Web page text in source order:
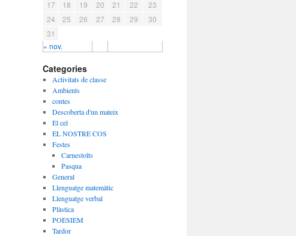
« nov.
17
18 19 20 21 22
23
24
25 26 27 28 29
30
31
Categories
Activitats de classe
Ambients
contes
Descoberta d'un mateix
El cel
EL NOSTRE COS
Festes
Carnestolts
Pasqua
General
Llenguatge matemàtic
Llenguatge verbal
Plàstica
POESIEM
Tardor